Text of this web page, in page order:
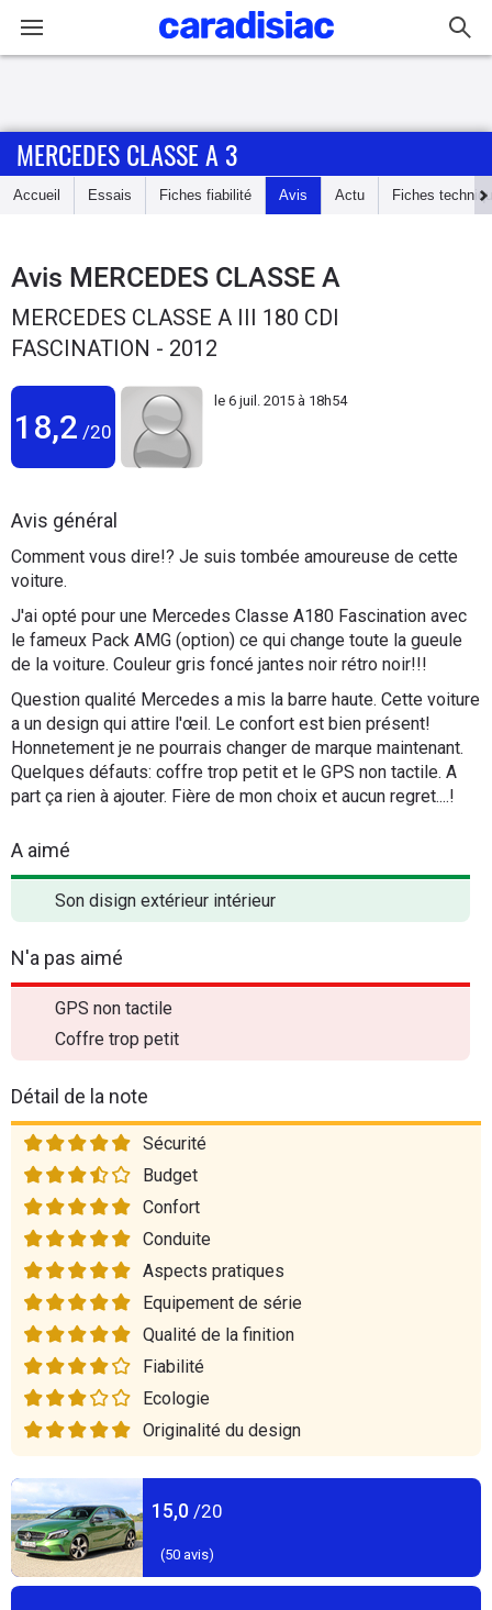
Accueil
Essais
Guide
d'achat
Utilitaires
Flottes
Forum
Moto
Marques
MERCEDES CLASSE A 3
Accueil Essais Fiches fiabilité Avis Actu Fiches
Avis MERCEDES CLASSE A
MERCEDES CLASSE A III 180 CDI
FASCINATION - 2012
18,2 /20
le 6 juil. 2015 à 18h54
Avis général
Comment vous dire!? Je suis tombée amoureuse de cette
voiture.
J'ai opté pour une Mercedes Classe A180 Fascination avec
le fameux Pack AMG (option) ce qui change toute la gueule
de la voiture. Couleur gris foncé jantes noir rétro noir!!!
Question qualité Mercedes a mis la barre haute. Cette voiture
a un design qui attire l'œil. Le confort est bien présent!
Honnetement je ne pourrais changer de marque maintenant.
Quelques défauts: coffre trop petit et le GPS non tactile. A
part ça rien à ajouter. Fière de mon choix et aucun regret....!
A aimé
Son disign extérieur intérieur
N'a pas aimé
GPS non tactile
Coffre trop petit
Détail de la note
Sécurité
Budget
Confort
Conduite
Aspects pratiques
Equipement de série
Qualité de la finition
Fiabilité
Ecologie
Originalité du design
15,0 /20
(50 avis)